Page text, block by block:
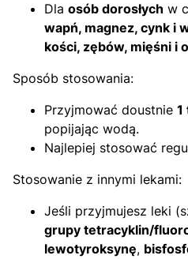
Dla osób dorosłych w
wapń, magnez, cynk i
kości, zębów, mięśni i
Sposób stosowania:
Przyjmować doustnie 1
popijając wodą.
Najlepiej stosować
Stosowanie z innymi lekami:
Jeśli przyjmujesz leki
grupy tetracyklin/
lewotyroksynę,